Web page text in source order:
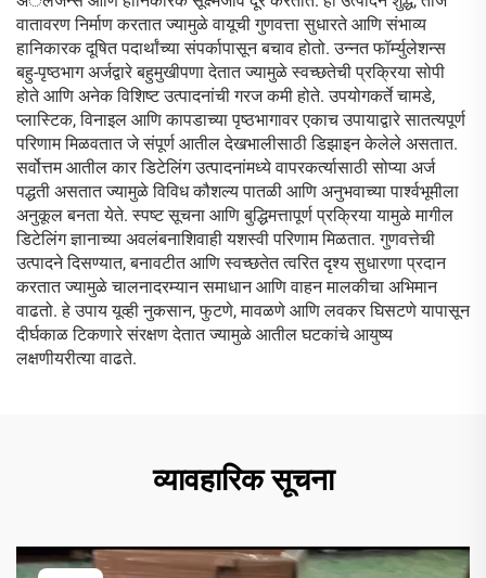
वातावरण निर्माण करतात ज्यामुळे वायूची गुणवत्ता सुधारते आणि संभाव्य
हानिकारक दूषित पदार्थांच्या संपर्कापासून बचाव होतो. उन्नत फॉर्म्युलेशन्स
बहु-पृष्ठभाग अर्जद्वारे बहुमुखीपणा देतात ज्यामुळे स्वच्छतेची प्रक्रिया सोपी
होते आणि अनेक विशिष्ट उत्पादनांची गरज कमी होते. उपयोगकर्ते चामडे,
प्लास्टिक, विनाइल आणि कापडाच्या पृष्ठभागावर एकाच उपायाद्वारे सातत्यपूर्ण
परिणाम मिळवतात जे संपूर्ण आतील देखभालीसाठी डिझाइन केलेले असतात.
सर्वोत्तम आतील कार डिटेलिंग उत्पादनांमध्ये वापरकर्त्यासाठी सोप्या अर्ज
पद्धती असतात ज्यामुळे विविध कौशल्य पातळी आणि अनुभवाच्या पार्श्वभूमीला
अनुकूल बनता येते. स्पष्ट सूचना आणि बुद्धिमत्तापूर्ण प्रक्रिया यामुळे मागील
डिटेलिंग ज्ञानाच्या अवलंबनाशिवाही यशस्वी परिणाम मिळतात. गुणवत्तेची
उत्पादने दिसण्यात, बनावटीत आणि स्वच्छतेत त्वरित दृश्य सुधारणा प्रदान
करतात ज्यामुळे चालनादरम्यान समाधान आणि वाहन मालकीचा अभिमान
वाढतो. हे उपाय यूव्ही नुकसान, फुटणे, मावळणे आणि लवकर घिसटणे यापासून
दीर्घकाळ टिकणारे संरक्षण देतात ज्यामुळे आतील घटकांचे आयुष्य
लक्षणीयरीत्या वाढते.
व्यावहारिक सूचना